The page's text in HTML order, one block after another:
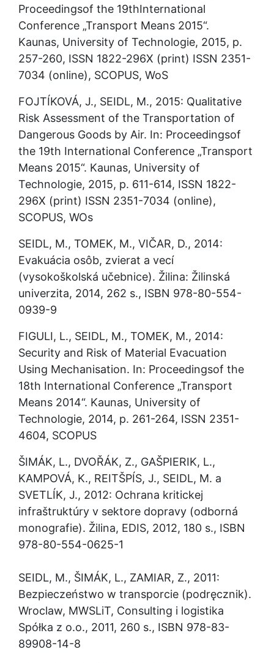
Proceedingsof the 19thInternational
Conference „Transport Means 2015“.
Kaunas, University of Technologie, 2015, p.
257-260, ISSN 1822-296X (print) ISSN 2351-
7034 (online), SCOPUS, WoS
FOJTÍKOVÁ, J., SEIDL, M., 2015: Qualitative
Risk Assessment of the Transportation of
Dangerous Goods by Air. In: Proceedingsof
the 19th International Conference „Transport
Means 2015“. Kaunas, University of
Technologie, 2015, p. 611-614, ISSN 1822-
296X (print) ISSN 2351-7034 (online),
SCOPUS, WOs
SEIDL, M., TOMEK, M., VIČAR, D., 2014:
Evakuácia osôb, zvierat a vecí
(vysokoškolská učebnice). Žilina: Žilinská
univerzita, 2014, 262 s., ISBN 978-80-554-
0939-9
FIGULI, L., SEIDL, M., TOMEK, M., 2014:
Security and Risk of Material Evacuation
Using Mechanisation. In: Proceedingsof the
18th International Conference „Transport
Means 2014“. Kaunas, University of
Technologie, 2014, p. 261-264, ISSN 2351-
4604, SCOPUS
ŠIMÁK, L., DVOŘÁK, Z., GAŠPIERIK, L.,
KAMPOVÁ, K., REITŠPÍS, J., SEIDL, M. a
SVETLÍK, J., 2012: Ochrana kritickej
infraštruktúry v sektore dopravy (odborná
monografie). Žilina, EDIS, 2012, 180 s., ISBN
978-80-554-0625-1
SEIDL, M., ŠIMÁK, L., ZAMIAR, Z., 2011:
Bezpieczeństwo w transporcie (podręcznik).
Wroclaw, MWSLiT, Consulting i logistika
Spółka z o.o., 2011, 260 s., ISBN 978-83-
89908-14-8